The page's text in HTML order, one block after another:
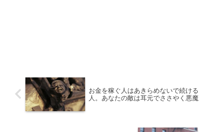
お金を稼ぐ人はあきらめないで続ける
人。あなたの敵は耳元でささやく悪魔